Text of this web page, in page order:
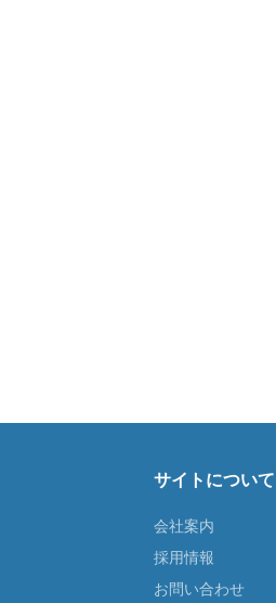
サイトについて
会社案内
採用情報
お問い合わせ